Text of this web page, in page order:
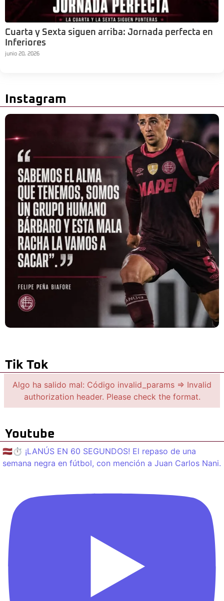
Cuarta y Sexta siguen arriba: Jornada perfecta en
Inferiores
junio 20, 2026
Instagram
Tik Tok
Algo ha salido mal: Código invalid_params => Invalid
authorization header. Please check the format.
Youtube
🇱🇻⏱️ ¡LANÚS EN 60 SEGUNDOS! El repaso de una
semana negra en fútbol, con mención a Juan Carlos Nani.